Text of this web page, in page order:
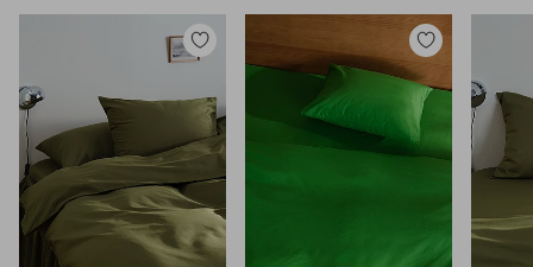
Legg
til
Legg
til
favoritter